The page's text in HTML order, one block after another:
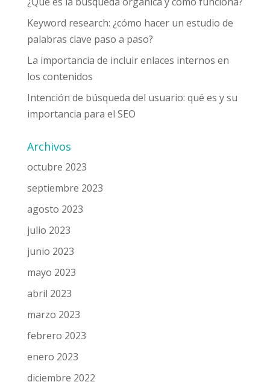
Keyword research: ¿cómo hacer un estudio de
palabras clave paso a paso?
La importancia de incluir enlaces internos en
los contenidos
Intención de búsqueda del usuario: qué es y su
importancia para el SEO
Archivos
octubre 2023
septiembre 2023
agosto 2023
julio 2023
junio 2023
mayo 2023
abril 2023
marzo 2023
febrero 2023
enero 2023
diciembre 2022